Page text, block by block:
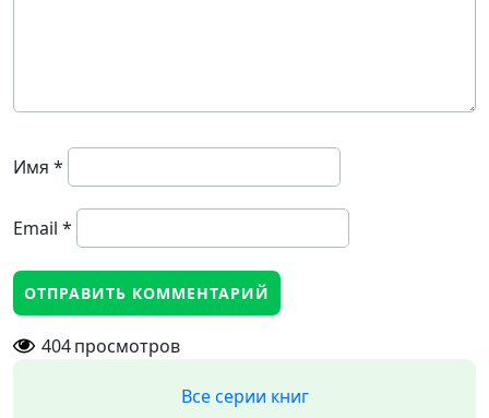
Имя *
Email *
404просмотров
Все серии книг